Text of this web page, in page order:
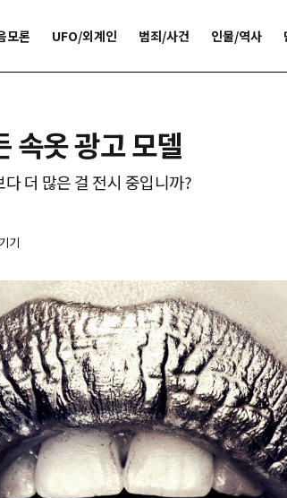
모론 UFO/외계인 범죄/사건 인물/역사
속옷 광고 모델
더 많은 걸 전시 중입니까?
기